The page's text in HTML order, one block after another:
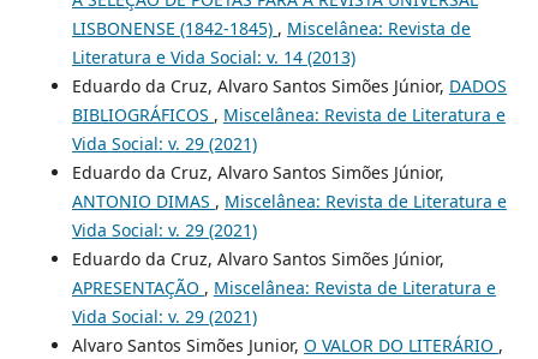
LISBONENSE (1842-1845) , Miscelânea: Revista de
Literatura e Vida Social: v. 14 (2013)
Eduardo da Cruz, Alvaro Santos Simões Júnior, DADOS
BIBLIOGRÁFICOS , Miscelânea: Revista de Literatura e
Vida Social: v. 29 (2021)
Eduardo da Cruz, Alvaro Santos Simões Júnior,
ANTONIO DIMAS , Miscelânea: Revista de Literatura e
Vida Social: v. 29 (2021)
Eduardo da Cruz, Alvaro Santos Simões Júnior,
APRESENTAÇÃO , Miscelânea: Revista de Literatura e
Vida Social: v. 29 (2021)
Alvaro Santos Simões Junior, O VALOR DO LITERÁRIO ,